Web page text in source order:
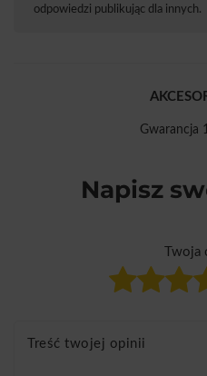
odpowiedzi publikując dla innych.
Gwarancja
Napisz
Twoja
Treść twojej opinii